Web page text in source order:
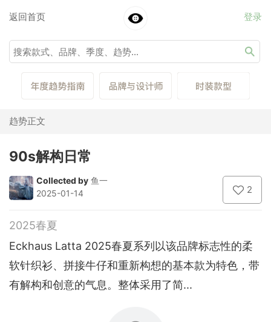
返回首页 登录
趋势正文
90s解构日常
Collected by 鱼一
2025-01-14
2
2025春夏
Eckhaus Latta 2025春夏系列以该品牌标志性的柔
软针织衫、拼接牛仔和重新构想的基本款为特色，带
有解构和创意的气息。整体采用了简...